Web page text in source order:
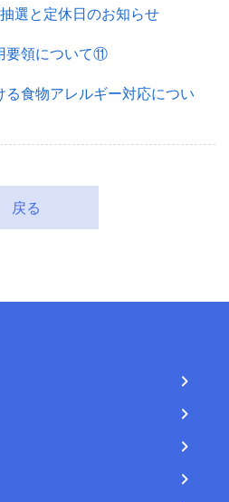
選と定休日のお知らせ
要領について⑪
食物アレルギー対応につい
戻る